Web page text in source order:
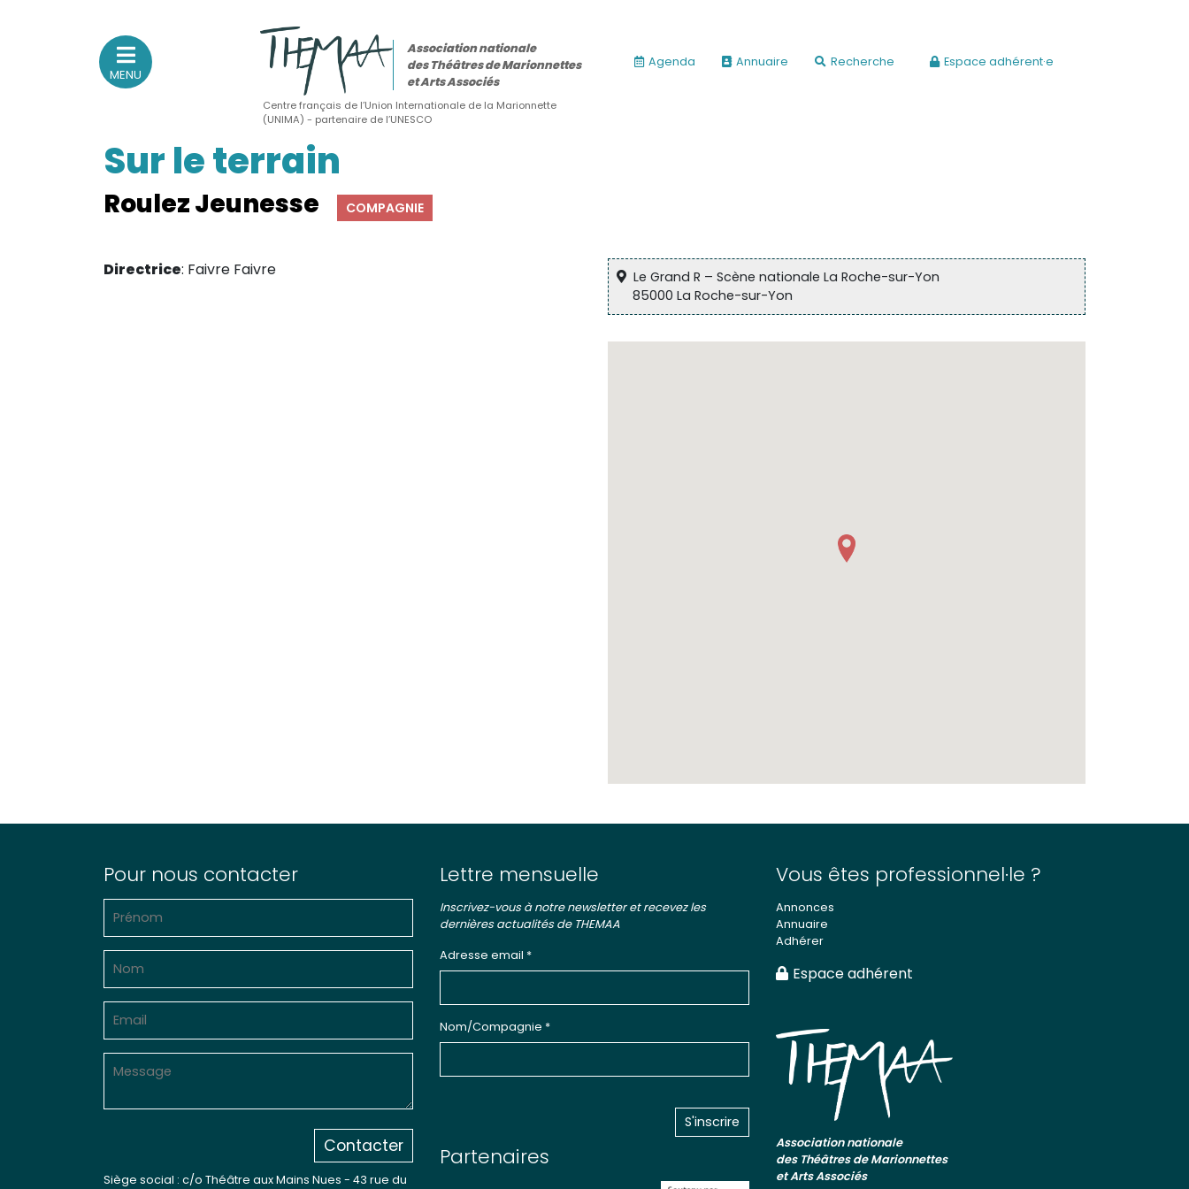
Association nationale
des Théâtres de Marionnettes
(Actualités, annonces, vie professionnelle)
MENU
Association nationale
des Théâtres de Marionnettes
et Arts Associés
Centre français de l’Union Internationale de la Marionnette
(UNIMA) - partenaire de l’UNESCO
Agenda Annuaire Recherche Espace adhérent·e
Sur le terrain
Roulez Jeunesse COMPAGNIE
Directrice: Faivre Faivre
Le Grand R – Scène nationale La Roche-sur-Yon
85000 La Roche-sur-Yon
Pour nous contacter
Contacter
Siège social : c/o Théâtre aux Mains Nues - 43 rue du
Lettre mensuelle
Inscrivez-vous à notre newsletter et recevez les
dernières actualités de THEMAA
Adresse email *
Nom/Compagnie *
Partenaires
Vous êtes professionnel·le ?
Annonces
Annuaire
Adhérer
Espace adhérent
Association nationale
des Théâtres de Marionnettes
et Arts Associés